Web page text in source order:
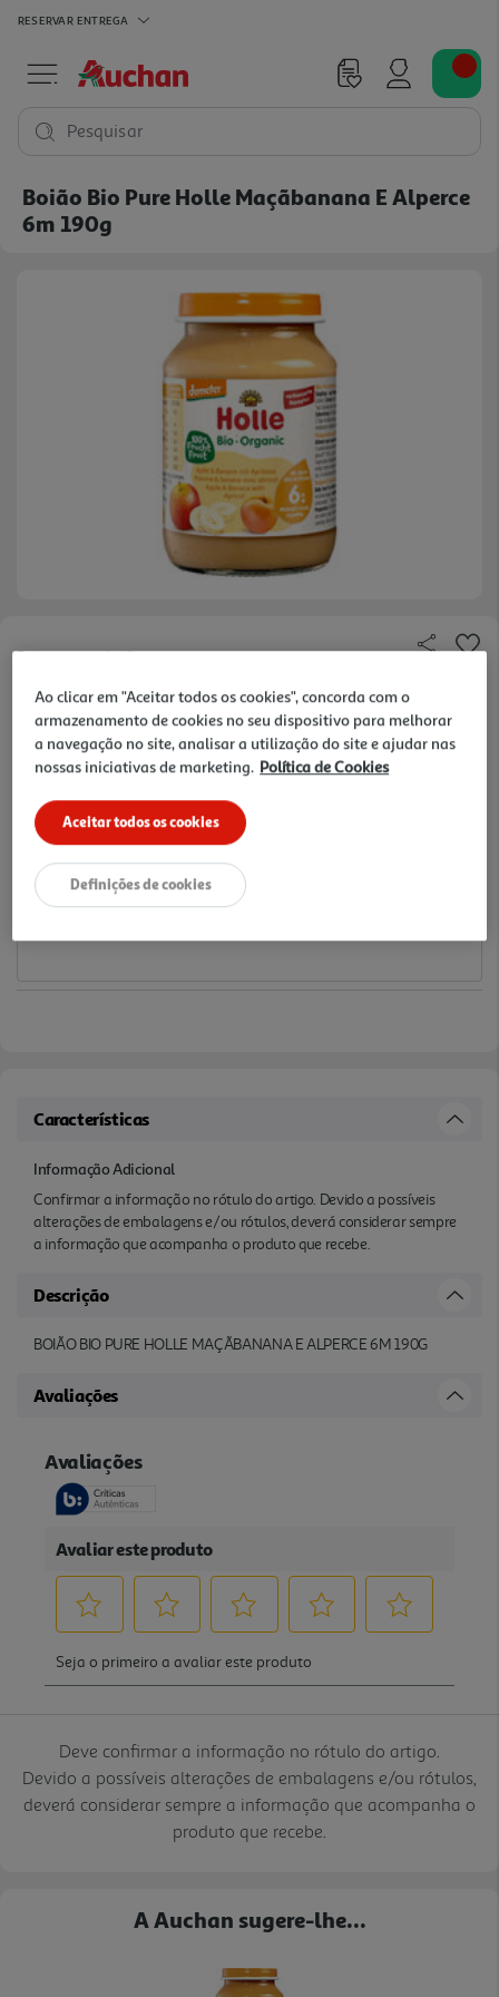
RESERVAR ENTREGA
Pesquisar
Boião Bio Pure Holle Maçãbanana E Alperce
6m 190g
Faça a sua avaliação
9.95 €/Kg
1,89 €
Notas de preparação
Características
Informação Adicional
Confirmar a informação no rótulo do artigo. Devido a possíveis
alterações de embalagens e/ou rótulos, deverá considerar sempre
a informação que acompanha o produto que recebe.
Descrição
BOIÃO BIO PURE HOLLE MAÇÃBANANA E ALPERCE 6M 190G
Avaliações
Deve confirmar a informação no rótulo do artigo.
Devido a possíveis alterações de embalagens e/ou rótulos,
deverá considerar sempre a informação que acompanha o
produto que recebe.
A Auchan sugere-lhe...
Ao clicar em "Aceitar todos os cookies", concorda com o
armazenamento de cookies no seu dispositivo para melhorar
a navegação no site, analisar a utilização do site e ajudar nas
nossas iniciativas de marketing. Política de Cookies
Aceitar todos os cookies
Definições de cookies